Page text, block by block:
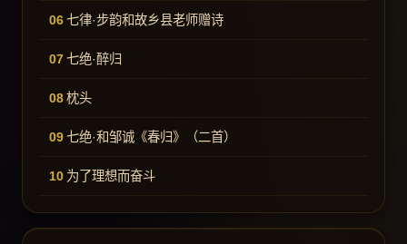
七律·步韵和故乡县老师赠诗
七绝·醉归
枕头
七绝·和邹诚《春归》（二首）
为了理想而奋斗